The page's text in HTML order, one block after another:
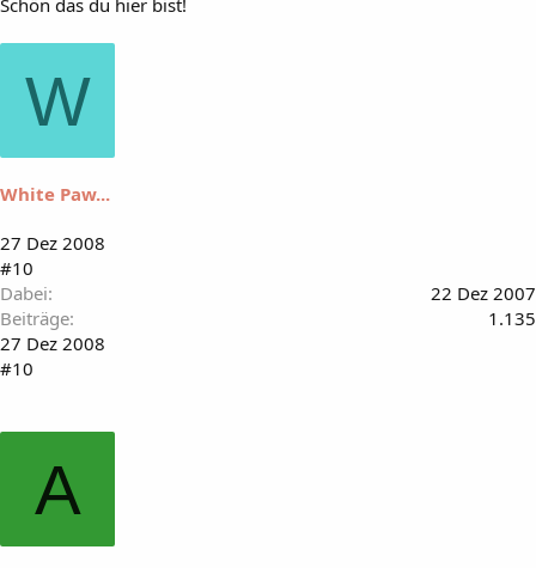
W
White Paw...
27 Dez 2008
#10
Dabei
22 Dez 2007
Beiträge
1.135
27 Dez 2008
#10
A